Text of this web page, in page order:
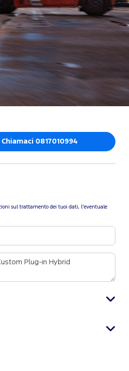
Chiamaci 0817010994
sul trattamento dei tuoi dati, l'eventuale